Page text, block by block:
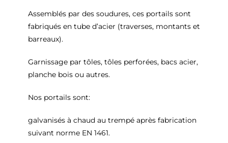
Assemblés par des soudures, ces portails sont
fabriqués en tube d’acier (traverses, montants et
barreaux).
Garnissage par tôles, tôles perforées, bacs acier,
planche bois ou autres.
Nos portails sont:
galvanisés à chaud au trempé après fabrication
suivant norme EN 1461.